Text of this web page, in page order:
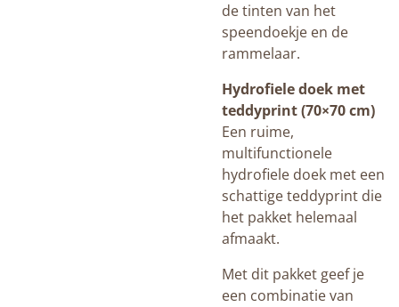
de tinten van het
speendoekje en de
rammelaar.
Hydrofiele doek met
teddyprint (70×70 cm)
Een ruime,
multifunctionele
hydrofiele doek met een
schattige teddyprint die
het pakket helemaal
afmaakt.
Met dit pakket geef je
een combinatie van